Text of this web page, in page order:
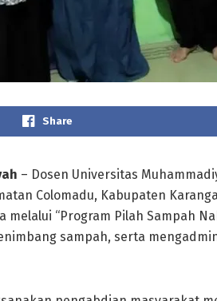
Share
– Dosen Universitas
Colomadu, Kabupaten
“Program Pilah Sampah
sampah, serta